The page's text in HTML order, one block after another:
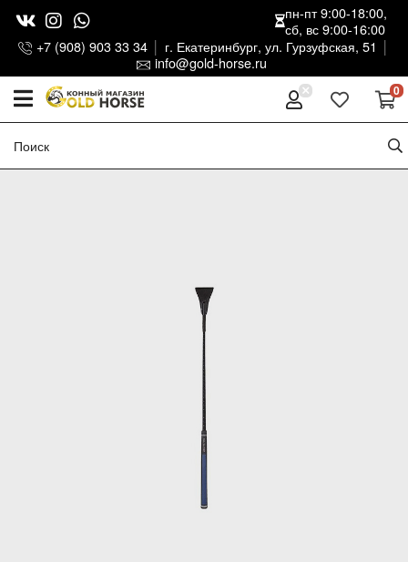
+7 (908) 903 33 34
г. Екатеринбург, ул. Гурзуфская, 51
info@gold-horse.ru
пн-пт 9:00-18:00,
сб, вс 9:00-16:00
0